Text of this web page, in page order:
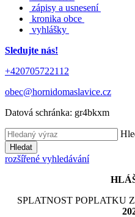
zápisy a usnesení
kronika obce
vyhlášky
Sledujte nás!
+420705722112
obec@hornidomaslavice.cz
Datová schránka: gr4bkxm
Hledat
rozšířené vyhledávání
SPLATNOST POPLATKU